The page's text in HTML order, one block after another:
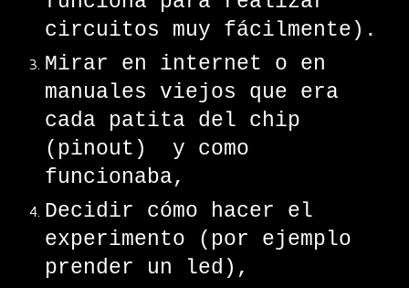
circuitos muy fácilmente).
Mirar en internet o en
manuales viejos que era
cada patita del chip
(pinout) y como
funcionaba,
Decidir cómo hacer el
experimento (por ejemplo
prender un led),